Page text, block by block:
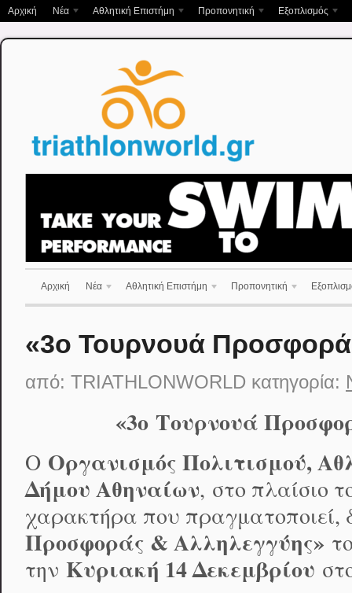
Αρχική Νέα Αθλητική Επιστήμη Προπονητική Εξοπλισμός
Αρχική Νέα Αθλητική Επιστήμη Προπονητική
«3ο Τουρνουά
από: TRIATHLONWORLD κατηγορία:
«3ο Τουρνουά
Ο Οργανισμός Πολιτισμού,
Δήμου Αθηναίων, στο πλαίσιο
χαρακτήρα που πραγματοποιεί,
Προσφοράς & Αλληλεγγύης»
την Κυριακή 14 Δεκεμβρίου